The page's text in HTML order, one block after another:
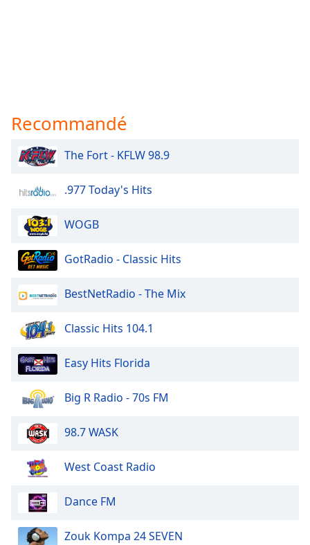
Recommandé
The Fort - KFLW 98.9
.977 Today's Hits
WOGB
GotRadio - Classic Hits
BestNetRadio - The Mix
Classic Hits 104.1
Easy Hits Florida
Big R Radio - 70s FM
98.7 WASK
West Coast Radio
Dance FM
Zouk Kompa 24 SEVEN